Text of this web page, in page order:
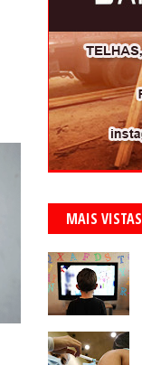
MAIS VISTAS